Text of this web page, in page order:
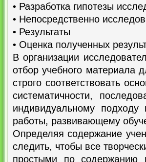
• Разработка гипотезы
• Непосредственно
• Результаты
• Оценка полученных
В организации
отбор учебного материала
строго соответствовать
систематичности,
индивидуальному
работы, развивающему
Определяя содержание
следить, чтобы все
простыми по содержанию